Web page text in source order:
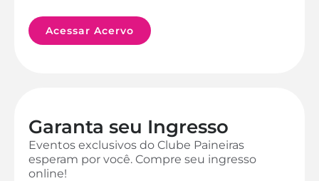
Acessar Acervo
Garanta seu Ingresso
Eventos exclusivos do Clube Paineiras
esperam por você. Compre seu ingresso
online!